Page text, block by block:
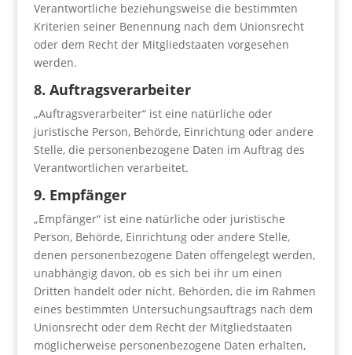
Verantwortliche beziehungsweise die bestimmten
Kriterien seiner Benennung nach dem Unionsrecht
oder dem Recht der Mitgliedstaaten vorgesehen
werden.
8. Auftragsverarbeiter
„Auftragsverarbeiter“ ist eine natürliche oder
juristische Person, Behörde, Einrichtung oder andere
Stelle, die personenbezogene Daten im Auftrag des
Verantwortlichen verarbeitet.
9. Empfänger
„Empfänger“ ist eine natürliche oder juristische
Person, Behörde, Einrichtung oder andere Stelle,
denen personenbezogene Daten offengelegt werden,
unabhängig davon, ob es sich bei ihr um einen
Dritten handelt oder nicht. Behörden, die im Rahmen
eines bestimmten Untersuchungsauftrags nach dem
Unionsrecht oder dem Recht der Mitgliedstaaten
möglicherweise personenbezogene Daten erhalten,